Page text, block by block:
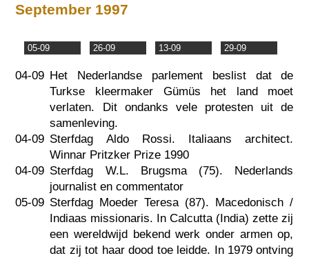
September 1997
05-09 26-09 13-09 29-09
04-09 Het Nederlandse parlement beslist dat de
Turkse kleermaker Gümüs het land moet
verlaten. Dit ondanks vele protesten uit de
samenleving.
04-09 Sterfdag Aldo Rossi. Italiaans architect.
Winnar Pritzker Prize 1990
04-09 Sterfdag W.L. Brugsma (75). Nederlands
journalist en commentator
05-09 Sterfdag Moeder Teresa (87). Macedonisch /
Indiaas missionaris. In Calcutta (India) zette zij
een wereldwijd bekend werk onder armen op,
dat zij tot haar dood toe leidde. In 1979 ontving